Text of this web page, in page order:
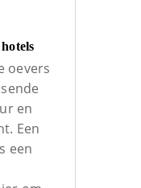
oevers
en
Een
een